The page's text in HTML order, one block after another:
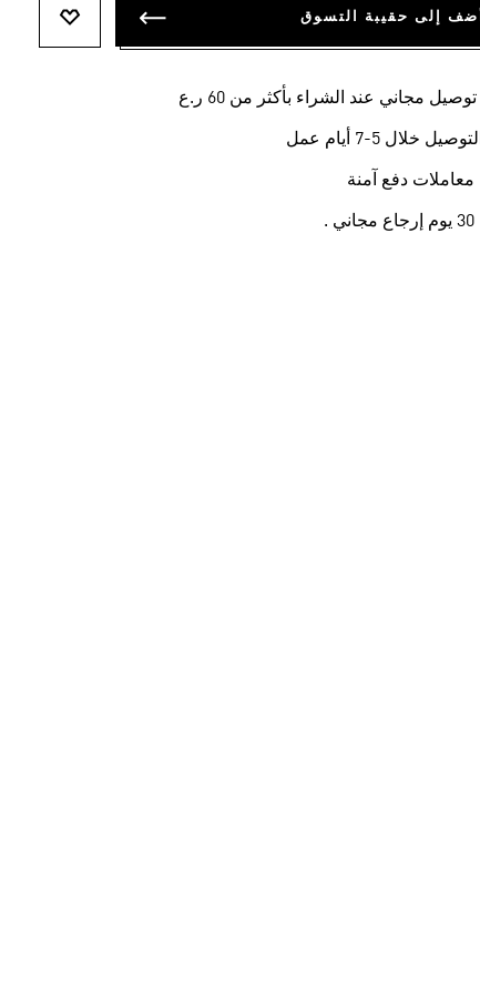
أضف إلى حقيبة التسوق
توصيل مجاني عند الشراء بأكثر من 60 ر.ع
التوصيل خلال 5-7 أيام عمل
معاملات دفع آمنة
30 يوم إرجاع مجاني .